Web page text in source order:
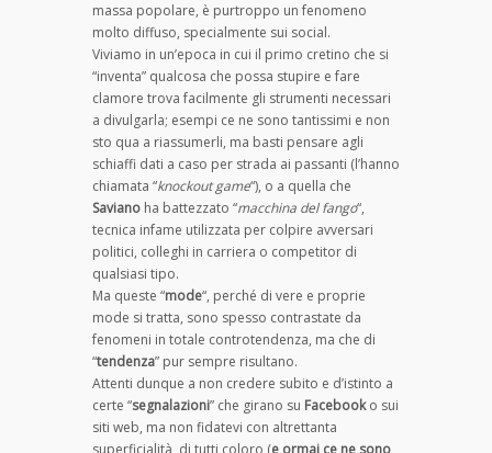
massa popolare, è purtroppo un fenomeno
molto diffuso, specialmente sui social.
Viviamo in un’epoca in cui il primo cretino che si
“inventa” qualcosa che possa stupire e fare
clamore trova facilmente gli strumenti necessari
a divulgarla; esempi ce ne sono tantissimi e non
sto qua a riassumerli, ma basti pensare agli
schiaffi dati a caso per strada ai passanti (l’hanno
chiamata “knockout game“), o a quella che
Saviano ha battezzato “macchina del fango“,
tecnica infame utilizzata per colpire avversari
politici, colleghi in carriera o competitor di
qualsiasi tipo.
Ma queste “mode“, perché di vere e proprie
mode si tratta, sono spesso contrastate da
fenomeni in totale controtendenza, ma che di
“tendenza” pur sempre risultano.
Attenti dunque a non credere subito e d’istinto a
certe “segnalazioni” che girano su Facebooko sui
siti web, ma non fidatevi con altrettanta